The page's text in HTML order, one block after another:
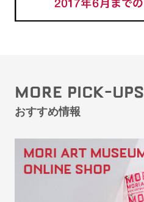
MORE PICK-UPS
おすすめ情報